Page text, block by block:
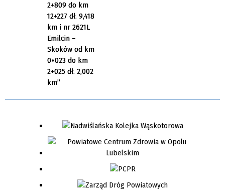
2+809 do km
12+227 dł. 9,418
km i nr 2621L
Emilcin –
Skoków od km
0+023 do km
2+025 dł. 2,002
km”